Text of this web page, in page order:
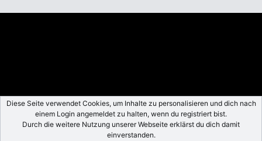
Diese Seite verwendet Cookies, um Inhalte zu personalisieren und dich nach
einem Login angemeldet zu halten, wenn du registriert bist.
Durch die weitere Nutzung unserer Webseite erklärst du dich damit
einverstanden.